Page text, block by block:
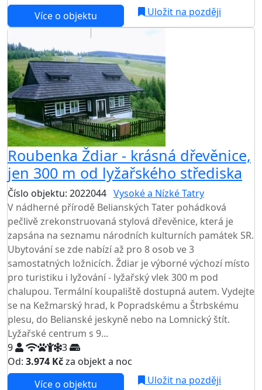
Více o objektu Uložit na později
Roubenka Ždiar - krásná dřevěnice,
jen 300 m od lyžařského střediska
Číslo objektu: 2022044 Vysoké a Nízké Tatry
V nádherné přírodě Belianských Tater pohádková
pečlivě zrekonstruovaná stylová dřevěnice, která je
zapsána na seznamu národních kulturních památek SR.
Ubytování se zde nabízí až pro 8 osob ve 3
samostatných ložnicích. Ždiar je výborné výchozí místo
pro turistiku i lyžování - lyžařský vlek 300 m pod
chalupou. Termální koupaliště dostupná autem. Vydejte
se na Kežmarský hrad, k Popradskému a Štrbskému
plesu, do Belianské jeskyně nebo na Lomnický štít.
Lyžařské centrum s 9...
9
3
Od: 3.974 Kčza objekt a noc
Více o objektu Uložit na později